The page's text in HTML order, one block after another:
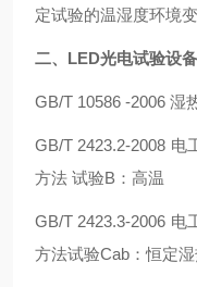
定试验的温湿度环境
二、 LED光电试验设备
GB/T 10586 -2006 湿
GB/T 2423.2-2008 电
方法 试验B：高温
GB/T 2423.3-2006 电
方法试验Cab：恒定